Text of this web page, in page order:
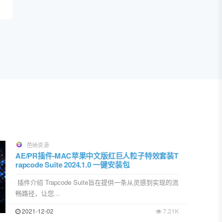
芭纳资源
AE/PR插件-MAC苹果中文版红巨人粒子特效套装T
rapcode Suite 2024.1.0 一键安装包
插件介绍 Trapcode Suite旨在提供一条从灵感到实现的流
畅路径，让您...
2021-12-02 7.21K